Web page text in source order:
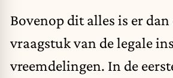
Bovenop dit alles is er
vraagstuk van de legale
vreemdelingen. In de